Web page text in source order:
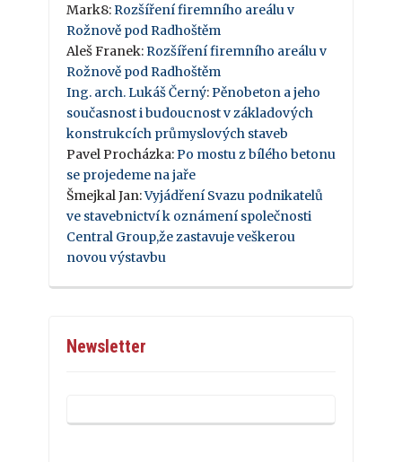
Mark8: Rozšíření firemního areálu v
Rožnově pod Radhoštěm
Aleš Franek: Rozšíření firemního areálu v
Rožnově pod Radhoštěm
Ing. arch. Lukáš Černý: Pěnobeton a jeho
současnost i budoucnost v základových
konstrukcích průmyslových staveb
Pavel Procházka: Po mostu z bílého betonu
se projedeme na jaře
Šmejkal Jan:Vyjádření Svazu podnikatelů
ve stavebnictví k oznámení společnosti
Central Group,že zastavuje veškerou
novou výstavbu
Newsletter